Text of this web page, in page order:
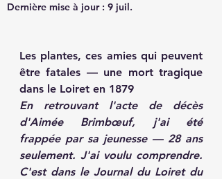
Dernière mise à jour : 9 juil.
Les plantes, ces amies qui peuvent
être fatales — une mort tragique
dans le Loiret en 1879
En retrouvant l'acte de décès
d'Aimée Brimbœuf, j'ai été
frappée par sa jeunesse — 28 ans
seulement. J'ai voulu comprendre.
C'est dans le Journal du Loiret du